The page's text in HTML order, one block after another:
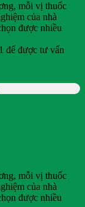
mỗi vị thuốc
của nhà
được nhiều
để được tư vấn
mỗi vị thuốc
của nhà
được nhiều